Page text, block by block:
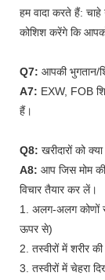
हम वादा करते हैं: चाहे
कोशिश करेंगे कि
Q7: आपकी भुगतान/
A7: EXW, FOB
हैं।
Q8: खरीदारों को
A8: आप जिस मोम की
विचार तैयार कर लें।
1. अलग-अलग कोणों
ऊपर से)
2. तस्वीरों में शरीर
3. तस्वीरों में चेहरा